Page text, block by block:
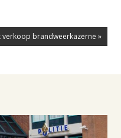
verkoop brandweerkazerne »